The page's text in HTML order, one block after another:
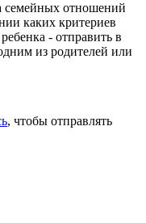
семейных отношений
каких критериев
- отправить в
из родителей или
, чтобы отправлять